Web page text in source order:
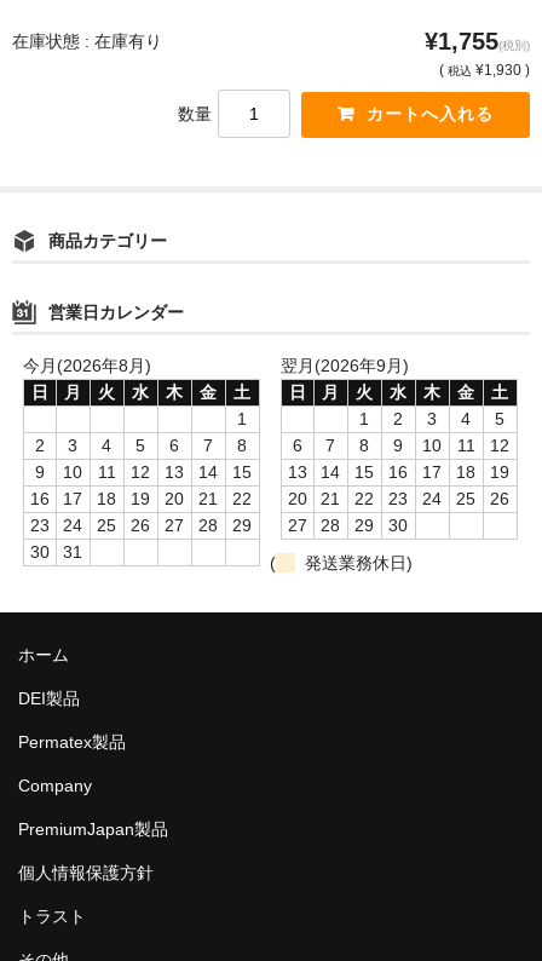
在庫状態 : 在庫有り ¥1,755(税別)
( 税込 ¥1,930 )
数量
商品カテゴリー
営業日カレンダー
今月(2026年8月)
日
月 火 水 木 金
土
1
2
3 4 5 6 7
8
9
10 11 12 13 14
15
16
17 18 19 20 21
22
23
24 25 26 27 28
29
30
31
翌月(2026年9月)
日
月 火 水 木 金
土
1
2 3 4
5
6
7 8 9 10 11
12
13
14 15 16 17 18
19
20
21 22 23 24 25
26
27
28 29
30
(
発送業務休日)
ホーム
DEI製品
Permatex製品
Company
PremiumJapan製品
個人情報保護方針
トラスト